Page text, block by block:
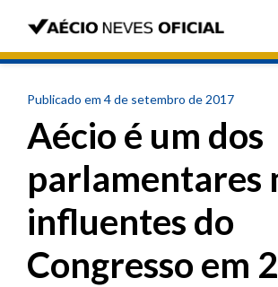
Publicado em 4 de setembro de 2017
Aécio é um dos
parlamentares
influentes do
Congresso em